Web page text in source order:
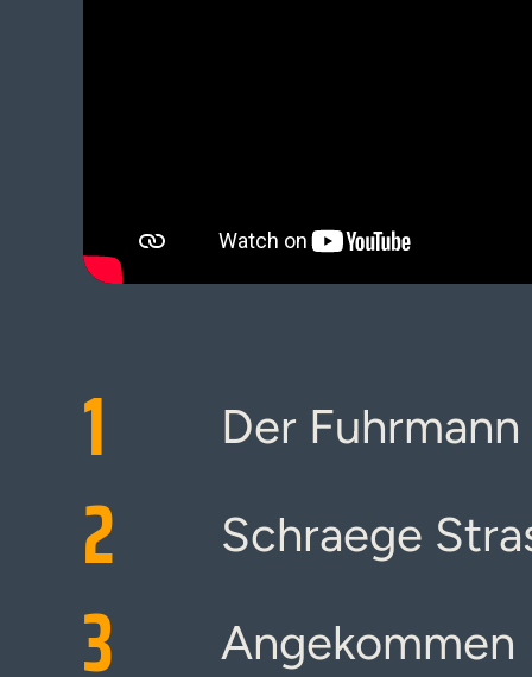
1 Der Fuhrmann
2 Schraege
3 Angekommen